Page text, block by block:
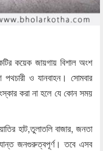
কয়েক জায়গায় বিশাল অংশ
ও যানবাহন। সোমবার
করা না হলে যে কোন সময়
হাট,তুলাতলি বাজার, জনতা
জনগুরুত্বপূর্ণ। তবে এসব